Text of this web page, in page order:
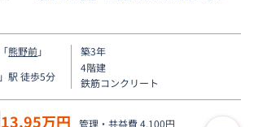
「熊野前」
」駅 徒歩5分
築3年
4階建
鉄筋コンクリート
13.95万円 管理・共益費 4,100円